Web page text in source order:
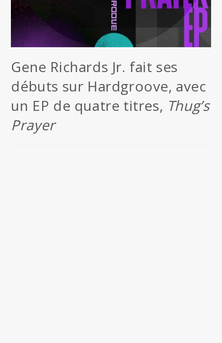
Gene Richards Jr. fait ses
débuts sur Hardgroove, avec
un EP de quatre titres, Thug’s
Prayer